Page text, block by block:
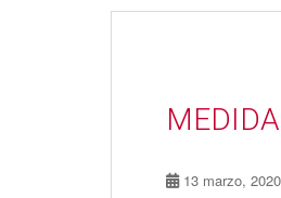
13 marzo, 2020